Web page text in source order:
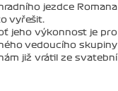
jezdce Romana
vyřešit.
jeho výkonnost je pro
vedoucího skupiny
již vrátil ze svatební